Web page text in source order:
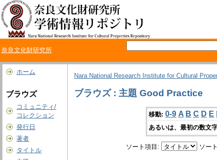
奈良文化財研究所
ホーム
ブラウズ
コミュニティ/
コレクション
発行日
著者
タイトル
Nara National Research Institute for Cultural
ブラウズ : 主題 Good Practice
移動: 0-9 A B C D E
あるいは、最初の数文
ソート項目: ソー